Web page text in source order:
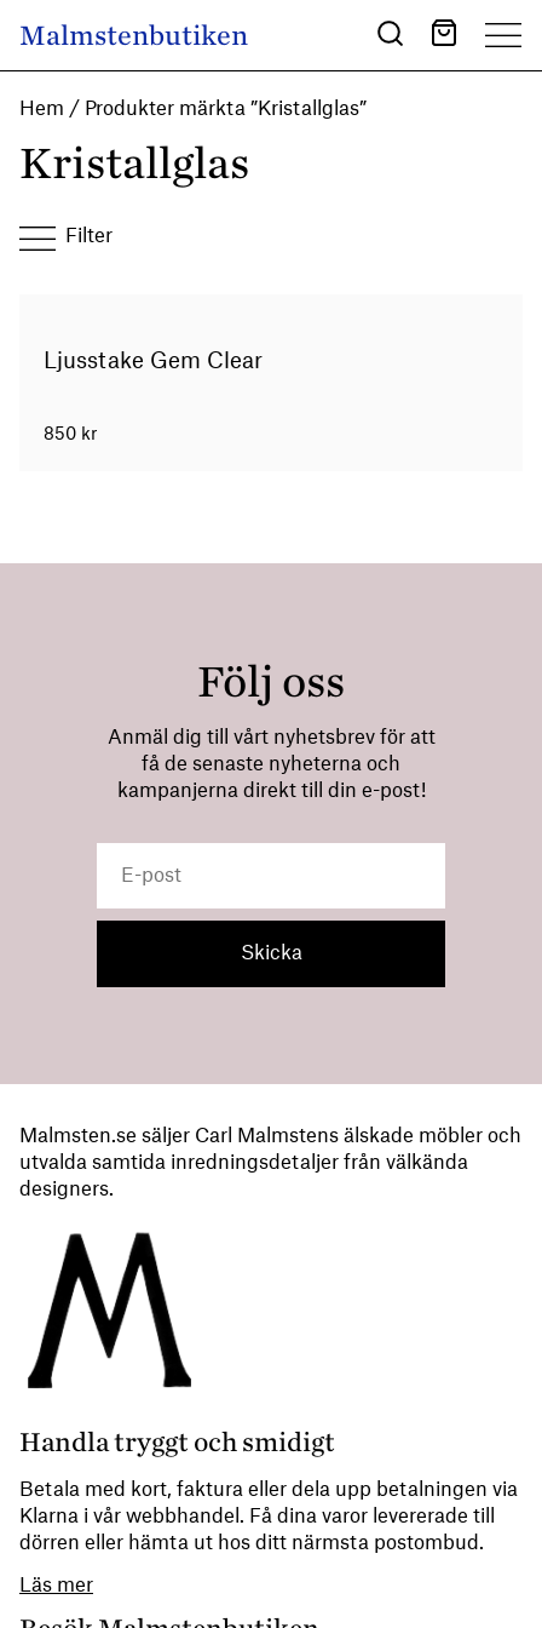
Main Navigation
Malmstenbutiken
Hem / Produkter märkta ”Kristallglas”
Kristallglas
Filter
Ljusstake Gem Clear
850 kr
Följ oss
Anmäl dig till vårt nyhetsbrev för att
få de senaste nyheterna och
kampanjerna direkt till din e-post!
Malmsten.se säljer Carl Malmstens älskade möbler och
utvalda samtida inredningsdetaljer från välkända
designers.
Handla tryggt och smidigt
Betala med kort, faktura eller dela upp betalningen via
Klarna i vår webbhandel. Få dina varor levererade till
dörren eller hämta ut hos ditt närmsta postombud.
Läs mer